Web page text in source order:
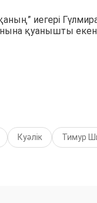
иегері
қуанышты
Куәлік Тимур